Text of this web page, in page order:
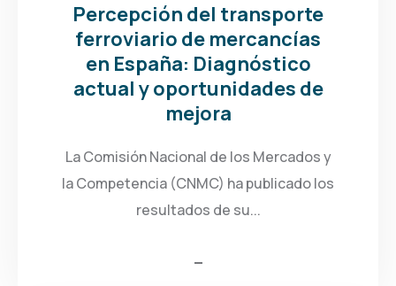
Percepción del transporte
ferroviario de mercancías
en España: Diagnóstico
actual y oportunidades de
mejora
La Comisión Nacional de los Mercados y
la Competencia (CNMC) ha publicado los
resultados de su...